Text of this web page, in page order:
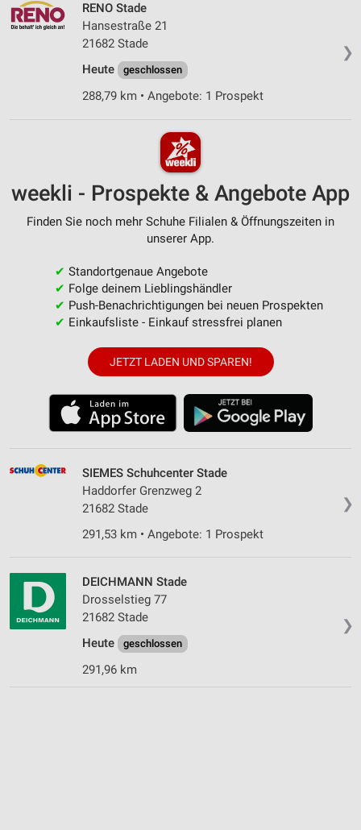
❯
RENO Stade
Hansestraße 21
21682 Stade
Heute
geschlossen
288,79 km • Angebote: 1 Prospekt
weekli - Prospekte & Angebote App
Finden Sie noch mehr Schuhe Filialen & Öffnungszeiten in
unserer App.
✔ Standortgenaue Angebote
✔ Folge deinem Lieblingshändler
✔ Push-Benachrichtigungen bei neuen Prospekten
✔ Einkaufsliste - Einkauf stressfrei planen
JETZT LADEN UND SPAREN!
❯
SIEMES Schuhcenter Stade
Haddorfer Grenzweg 2
21682 Stade
291,53 km • Angebote: 1 Prospekt
❯
DEICHMANN Stade
Drosselstieg 77
21682 Stade
Heute
geschlossen
291,96 km